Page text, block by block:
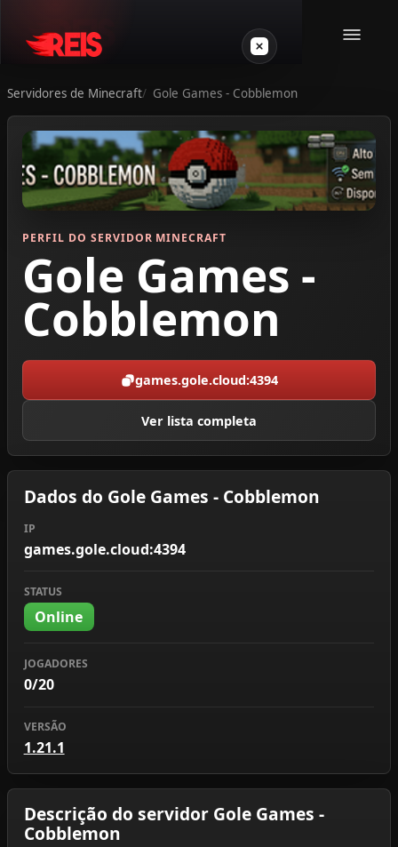
Minecraft
Outros jogos
Crie seu servidor
Servidores de Minecraft Gole Games - Cobblemon
PERFIL DO SERVIDOR MINECRAFT
Gole Games -
Cobblemon
games.gole.cloud:4394
Ver lista completa
Dados do Gole Games - Cobblemon
IP
games.gole.cloud:4394
STATUS
Online
JOGADORES
0/20
VERSÃO
1.21.1
Descrição do servidor Gole Games -
Cobblemon